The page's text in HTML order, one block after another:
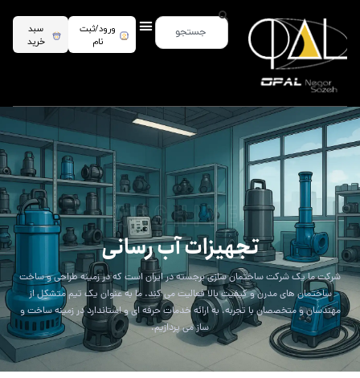
ورود/ثبت
نام
سبد
خرید
archive
تجهیزات آب رسانی
شرکت ما یک شرکت ساختمان سازی برجسته در ایران است که در زمینه طراحی و ساخت
ساختمان های مدرن و کیفیت بالا فعالیت می کند. ما به عنوان یک تیم متشکل از
مهندسان و متخصصان با تجربه، به ارائه خدمات حرفه ای و استاندارد در زمینه ساخت و
ساز می پردازیم.